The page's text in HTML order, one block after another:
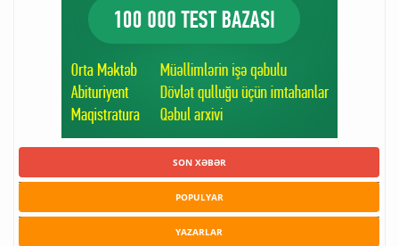
SON XƏBƏR
POPULYAR
YAZARLAR